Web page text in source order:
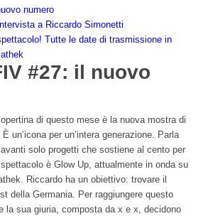
numero
a Riccardo Simonetti
Tutte le date di trasmissione in
#27: il nuovo
di questo mese è la nuova mostra di
È un’icona per un’intera generazione. Parla
solo progetti che sostiene al cento per
è Glow Up, attualmente in onda su
Riccardo ha un obiettivo: trovare il
della Germania. Per raggiungere questo
la sua giuria, composta da x e x, decidono